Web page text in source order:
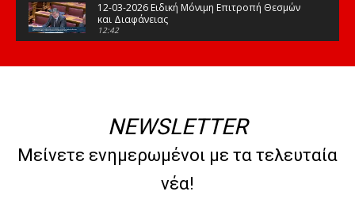
12-03-2026 Ειδική Μόνιμη Επιτροπή Θεσμών
και Διαφάνειας
12:42
της Βουλής
08:47
10-02-2026 Διαρκής Επιτροπή Μορφωτικών
Υποθέσεων
NEWSLETTER
Μείνετε ενημερωμένοι με τα τελευταία
νέα!